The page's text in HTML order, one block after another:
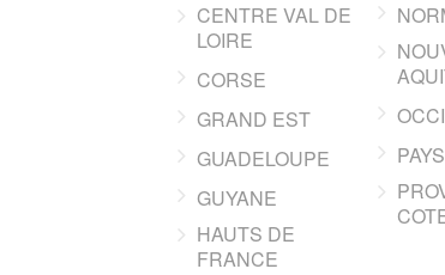
CENTRE VAL DE
LOIRE
CORSE
GRAND EST
GUADELOUPE
GUYANE
HAUTS DE
FRANCE